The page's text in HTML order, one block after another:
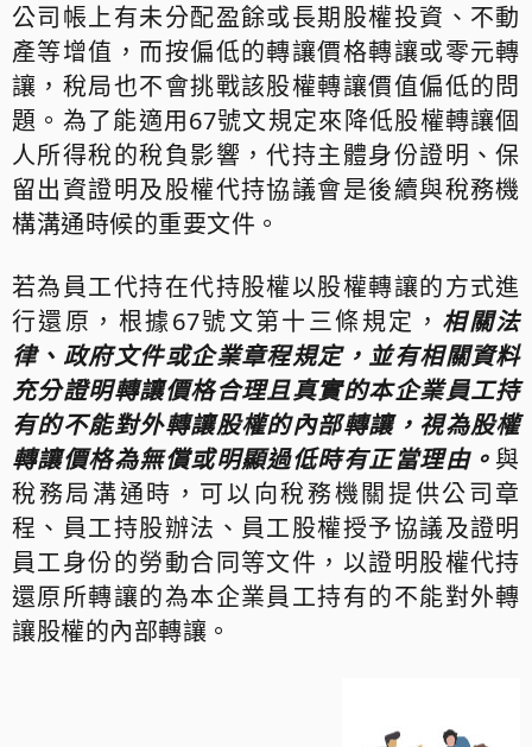
公司帳上有未分配盈餘或長期股權投資、不動
產等增值，而按偏低的轉讓價格轉讓或零元轉
讓，稅局也不會挑戰該股權轉讓價值偏低的問
題。為了能適用67號文規定來降低股權轉讓個
人所得稅的稅負影響，代持主體身份證明、保
留出資證明及股權代持協議會是後續與稅務機
構溝通時候的重要文件。
若為員工代持在代持股權以股權轉讓的方式進
行還原，根據67號文第十三條規定， 相關法
律、政府文件或企業章程規定，並有相關資料
充分證明轉讓價格合理且真實的本企業員工持
有的不能對外轉讓股權的內部轉讓，視為股權
轉讓價格為無償或明顯過低時有正當理由。 與
稅務局溝通時，可以向稅務機關提供公司章
程、員工持股辦法、員工股權授予協議及證明
員工身份的勞動合同等文件，以證明股權代持
還原所轉讓的為本企業員工持有的不能對外轉
讓股權的內部轉讓。